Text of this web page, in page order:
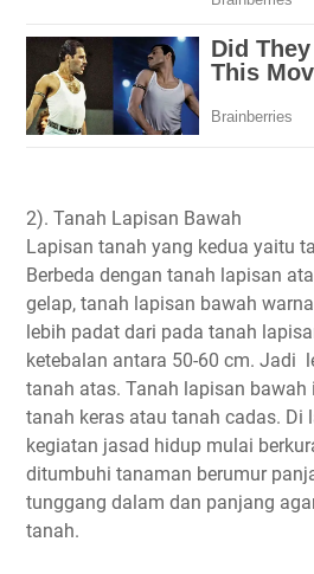
2). Tanah Lapisan Bawah
Lapisan tanah yang kedua yaitu
Berbeda dengan tanah lapisan
gelap, tanah lapisan bawah
lebih padat dari pada tanah
ketebalan antara 50-60 cm. Jadi
tanah atas. Tanah lapisan bawah
tanah keras atau tanah cadas. Di
kegiatan jasad hidup mulai
ditumbuhi tanaman berumur
tunggang dalam dan panjang
tanah.